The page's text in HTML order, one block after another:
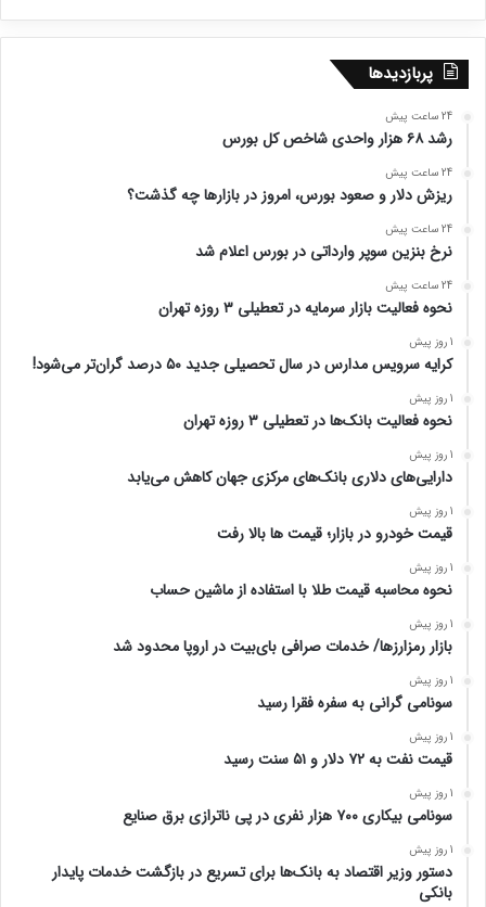
پربازدیدها
24 ساعت پیش
رشد ۶۸ هزار واحدی شاخص کل بورس
24 ساعت پیش
ریزش دلار و صعود بورس، امروز در بازارها چه گذشت؟
24 ساعت پیش
نرخ بنزین سوپر وارداتی در بورس اعلام شد
24 ساعت پیش
نحوه فعالیت بازار سرمایه در تعطیلی ۳ روزه تهران
1 روز پیش
کرایه سرویس مدارس در سال تحصیلی جدید ۵۰ درصد گران‌تر می‌شود!
1 روز پیش
نحوه فعالیت بانک‌ها در تعطیلی ۳ روزه تهران
1 روز پیش
دارایی‌های دلاری بانک‌های مرکزی جهان کاهش می‌یابد
1 روز پیش
قیمت خودرو در بازار؛ قیمت ها بالا رفت
1 روز پیش
نحوه محاسبه قیمت طلا با استفاده از ماشین حساب
1 روز پیش
بازار رمزارزها/ خدمات صرافی بای‌بیت در اروپا محدود شد
1 روز پیش
سونامی گرانی به سفره فقرا رسید
1 روز پیش
قیمت نفت به ۷۲ دلار و ۵۱ سنت رسید
1 روز پیش
سونامی بیکاری ۷۰۰ هزار نفری در پی ناترازی برق صنایع
1 روز پیش
دستور وزیر اقتصاد به بانک‌ها برای تسریع در بازگشت خدمات پایدار
بانکی